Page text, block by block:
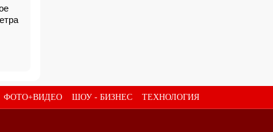
ФОТО+ВИДЕО ШОУ - БИЗНЕС ТЕХНОЛОГИЯ